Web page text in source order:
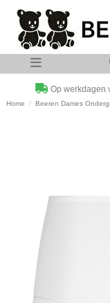
Op werkdagen
Home Beeren Dames